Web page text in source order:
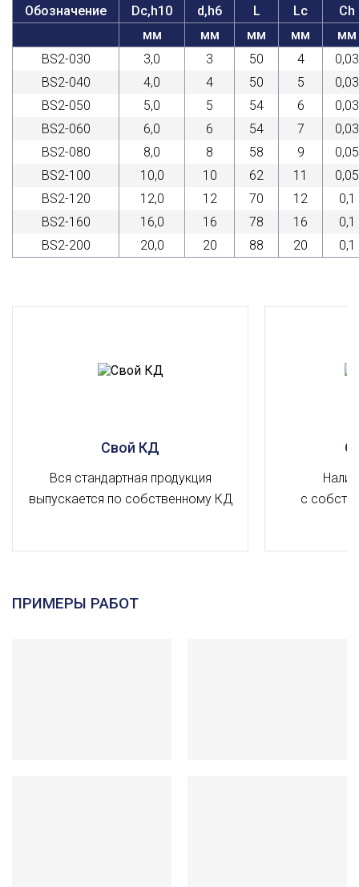
Обозначение Dc,h10 d,h6 L Lc
Ch
мм
мм мм мм
мм
BS2-030
3,0 3 50 4
0,03
BS2-040
4,0 4 50 5
0,03
BS2-050
5,0 5 54 6
0,03
BS2-060
6,0 6 54 7
0,03
BS2-080
8,0 8 58 9
0,05
BS2-100
10,0 10 62 11
0,05
BS2-120
12,0 12 70 12
0,1
BS2-160
16,0 16 78 16
0,1
BS2-200
20,0 20 88 20 0,1
Свой КД
Вся стандартная продукция
выпускается по собственному КД
с
ПРИМЕРЫ РАБОТ